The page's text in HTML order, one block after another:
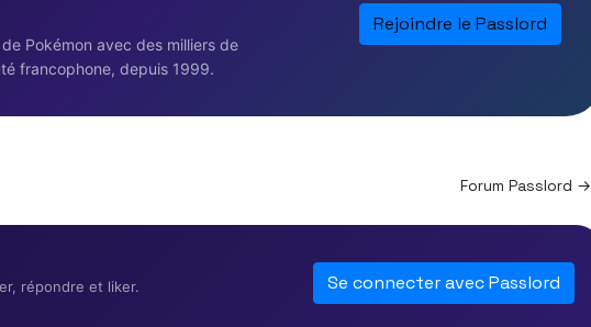
Pokémon avec des milliers de
francophone, depuis 1999.
Rejoindre le Passlord
Forum Passlord →
répondre et liker. Se connecter avec Passlord